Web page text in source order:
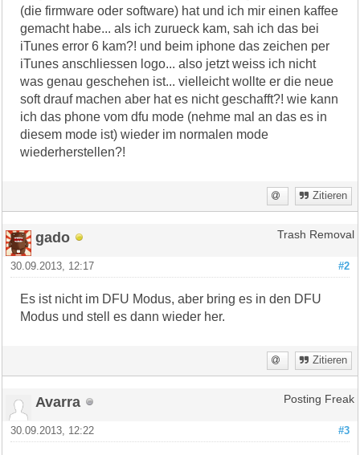
(die firmware oder software) hat und ich mir einen kaffee
gemacht habe... als ich zurueck kam, sah ich das bei
iTunes error 6 kam?! und beim iphone das zeichen per
iTunes anschliessen logo... also jetzt weiss ich nicht
was genau geschehen ist... vielleicht wollte er die neue
soft drauf machen aber hat es nicht geschafft?! wie kann
ich das phone vom dfu mode (nehme mal an das es in
diesem mode ist) wieder im normalen mode
wiederherstellen?!
Zitieren
gado Trash Removal
#2
30.09.2013, 12:17
Es ist nicht im DFU Modus, aber bring es in den DFU
Modus und stell es dann wieder her.
Zitieren
Avarra Posting Freak
#3
30.09.2013, 12:22